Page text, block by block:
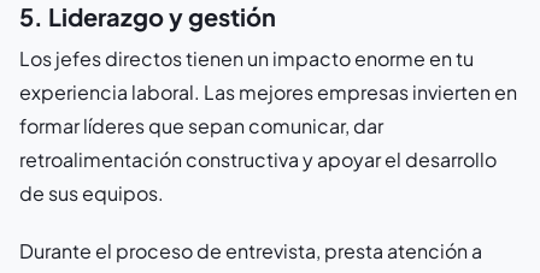
5. Liderazgo y gestión
Los jefes directos tienen un impacto enorme en tu
experiencia laboral. Las mejores empresas invierten en
formar líderes que sepan comunicar, dar
retroalimentación constructiva y apoyar el desarrollo
de sus equipos.
Durante el proceso de entrevista, presta atención a